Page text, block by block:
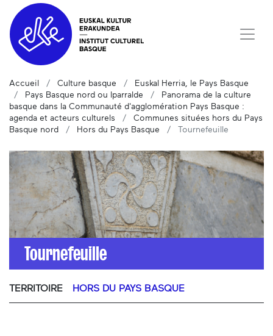
Accueil Culture basque
Euskal Herria, le Pays Basque
Pays Basque nord ou Iparralde
Panorama de la culture
basque dans la Communauté d'agglomération Pays Basque :
agenda et acteurs culturels
Communes situées hors du Pays
Basque nord
Hors du Pays Basque Tournefeuille
Tournefeuille
TERRITOIRE HORS DU PAYS BASQUE